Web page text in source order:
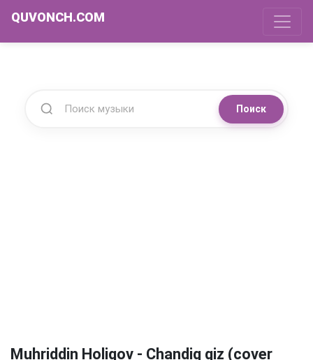
QUVONCH.COM
Поиск
Muhriddin Holiqov - Chandiq qiz (cover